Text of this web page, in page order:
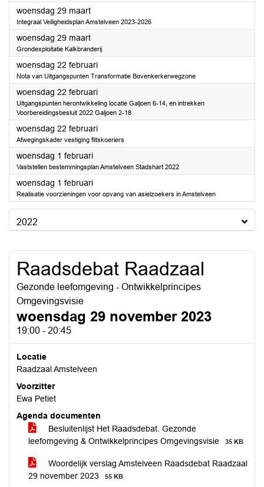
woensdag 29 maart2023
Integraal Veiligheidsplan Amstelveen 2023-2026
woensdag 29 maart2023
Grondexploitatie Kalkbranderij
woensdag 22 februari2023
Nota van Uitgangspunten Transformatie Bovenkerkerwegzone
woensdag 22 februari2023
Uitgangspunten herontwikkeling locatie Galjoen 6-14, en intrekken
Voorbereidingsbesluit 2022 Galjoen 2-18
woensdag 22 februari2023
Afwegingskader vestiging flitskoeriers
woensdag 1 februari2023
Vaststellen bestemmingsplan Amstelveen Stadshart 2022
woensdag 1 februari2023
Realisatie voorzieningen voor opvang van asielzoekers in Amstelveen
2022
Raadsdebat Raadzaal
Gezonde leefomgeving - Ontwikkelprincipes
Omgevingsvisie
woensdag 29 november 2023
19:00 - 20:45
Locatie
Raadzaal Amstelveen
Voorzitter
Ewa Petiet
Agenda documenten
Besluitenlijst Het Raadsdebat. Gezonde
leefomgeving & Ontwikkelprincipes Omgevingsvisie
35 KB
Woordelijk verslag Amstelveen Raadsdebat Raadzaal
29 november 2023
55 KB